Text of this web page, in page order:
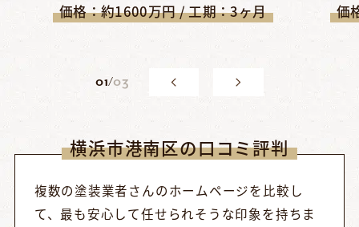
価格：約1600万円 / 工期：3ヶ月 価
01/03
横浜市港南区の口コミ評判
複数の塗装業者さんのホームページを比較し
て、最も安心して任せられそうな印象を持ちま